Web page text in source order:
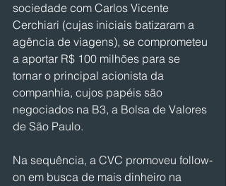
sociedade com Carlos Vicente
Cerchiari (cujas iniciais batizaram a
agência de viagens), se comprometeu
a aportar R$ 100 milhões para se
tornar o principal acionista da
companhia, cujos papéis são
negociados na B3, a Bolsa de Valores
de São Paulo.
Na sequência, a CVC promoveu follow-
on em busca de mais dinheiro na